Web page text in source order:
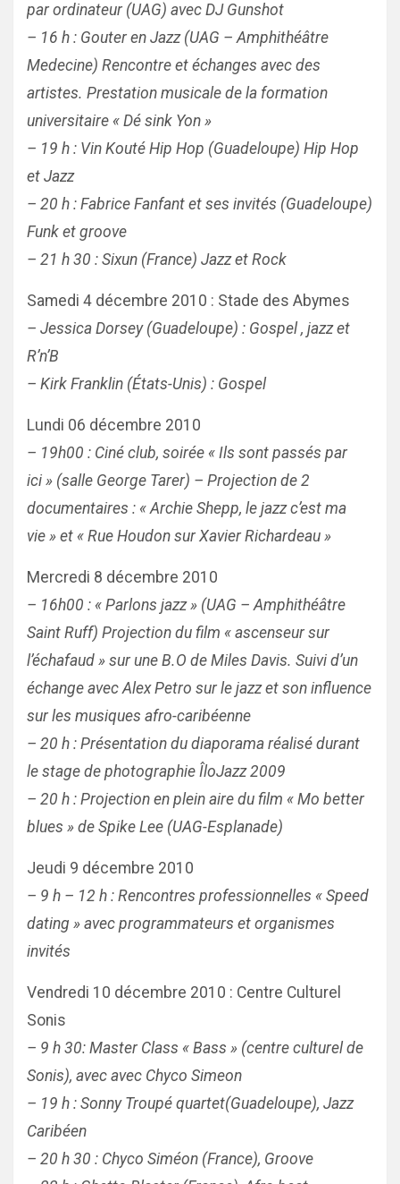
par ordinateur (UAG) avec DJ Gunshot
– 16 h : Gouter en Jazz (UAG – Amphithéâtre
Medecine) Rencontre et échanges avec des
artistes. Prestation musicale de la formation
universitaire « Dé sink Yon »
– 19 h : Vin Kouté Hip Hop (Guadeloupe) Hip Hop
et Jazz
– 20 h : Fabrice Fanfant et ses invités (Guadeloupe)
Funk et groove
– 21 h 30 : Sixun (France) Jazz et Rock
Samedi 4 décembre 2010 : Stade des Abymes
– Jessica Dorsey (Guadeloupe) : Gospel , jazz et
R’n’B
– Kirk Franklin (États-Unis) : Gospel
Lundi 06 décembre 2010
– 19h00 : Ciné club, soirée « Ils sont passés par
ici » (salle George Tarer) – Projection de 2
documentaires : « Archie Shepp, le jazz c’est ma
vie » et « Rue Houdon sur Xavier Richardeau »
Mercredi 8 décembre 2010
– 16h00 : « Parlons jazz » (UAG – Amphithéâtre
Saint Ruff) Projection du film « ascenseur sur
l’échafaud » sur une B.O de Miles Davis. Suivi d’un
échange avec Alex Petro sur le jazz et son influence
sur les musiques afro-caribéenne
– 20 h : Présentation du diaporama réalisé durant
le stage de photographie ÎloJazz 2009
– 20 h : Projection en plein aire du film « Mo better
blues » de Spike Lee (UAG-Esplanade)
Jeudi 9 décembre 2010
– 9 h – 12 h : Rencontres professionnelles « Speed
dating » avec programmateurs et organismes
invités
Vendredi 10 décembre 2010 : Centre Culturel
Sonis
– 9 h 30: Master Class « Bass » (centre culturel de
Sonis), avec avec Chyco Simeon
– 19 h : Sonny Troupé quartet(Guadeloupe), Jazz
Caribéen
– 20 h 30 : Chyco Siméon (France), Groove